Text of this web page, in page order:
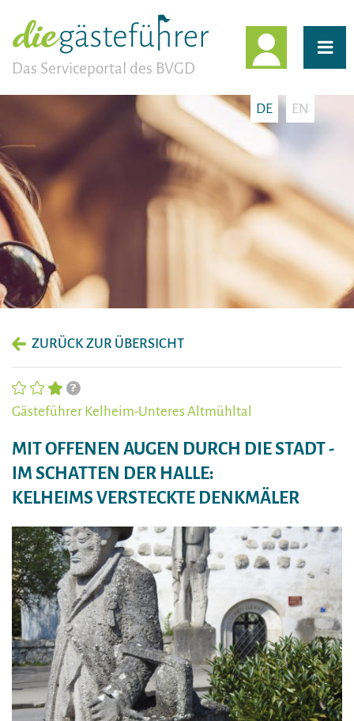
Das Serviceportal des BVGD
DE EN
ZURÜCK ZUR ÜBERSICHT
Gästeführer Kelheim-Unteres Altmühltal
MIT OFFENEN AUGEN DURCH DIE STADT -
IM SCHATTEN DER HALLE:
KELHEIMS VERSTECKTE DENKMÄLER